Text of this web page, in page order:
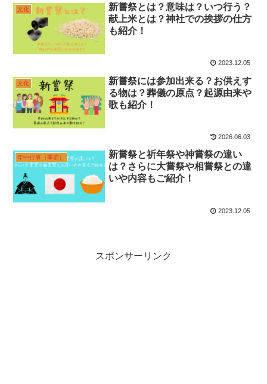
文化
新嘗祭とは？意味は？いつ行う？
献上米とは？神社での挨拶の仕方
も紹介！
2023.12.05
文化
新嘗祭には参加出来る？お供えす
る物は？葬儀の原点？起源由来や
歌も紹介！
2026.06.03
年中行事（季節）
新嘗祭と祈年祭や神嘗祭の違い
は？さらに大嘗祭や相嘗祭との違
いや内容もご紹介！
2023.12.05
スポンサーリンク